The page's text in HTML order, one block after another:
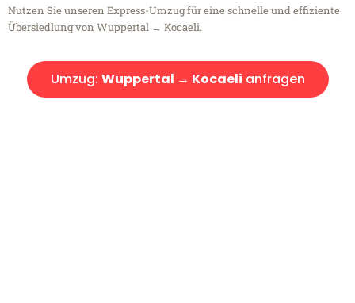
Nutzen Sie unseren Express-Umzug für eine schnelle und effiziente
Übersiedlung von Wuppertal → Kocaeli.
Umzug: Wuppertal → Kocaeli anfragen